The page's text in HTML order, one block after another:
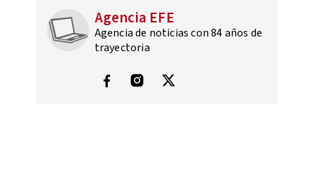
Agencia EFE
Agencia de noticias con 84 años de
trayectoria